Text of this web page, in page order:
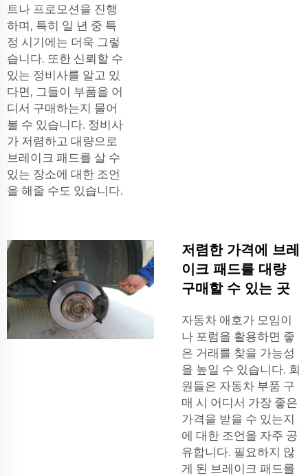
트나 프로모션을 진행
하며, 특히 일 년 중 특
정 시기에는 더욱 그렇
습니다. 또한 신뢰할 수
있는 정비사를 알고 있
다면, 그들이 부품을 어
디서 구매하는지 물어
볼 수 있습니다. 정비사
가 저렴하고 대량으로
브레이크 패드를 살 수
있는 장소에 대한 조언
을 해줄 수도 있습니다.
저렴한 가격에 브레
이크 패드를 대량
구매할 수 있는 곳
자동차 애호가 모임이
나 포럼을 활용하면 좋
은 거래를 찾을 가능성
을 높일 수 있습니다. 회
원들은 자동차 부품 구
매 시 어디서 가장 좋은
가격을 받을 수 있는지
에 대한 조언을 자주 공
유합니다. 필요하지 않
게 된 브레이크 패드를